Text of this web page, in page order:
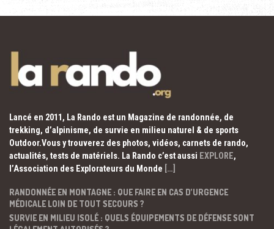
Lancé en 2011, La Rando est un Magazine de randonnée, de
trekking, d’alpinisme, de survie en milieu naturel & de sports
Outdoor.Vous y trouverez des photos, vidéos, carnets de rando,
actualités, tests de matériels. La Rando c’est aussi EXPLORE,
l’Association des Explorateurs du Monde […]
RANDONNÉE EN MONTAGNE : QUE FAIRE EN CAS D’URGENCE
MÉDICALE LOIN DE TOUT SECOURS ?
SURVIE EN MILIEU ISOLÉ : QUELS ÉQUIPEMENTS DE DÉFENSE SONT